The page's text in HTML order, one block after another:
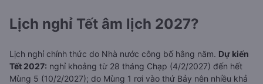
Lịch nghỉ Tết âm lịch 2027?
Lịch nghỉ chính thức do Nhà nước công bố hằng năm. Dự kiến
Tết 2027: nghỉ khoảng từ 28 tháng Chạp (4/2/2027) đến hết
Mùng 5 (10/2/2027); do Mùng 1 rơi vào thứ Bảy nên nhiều khả